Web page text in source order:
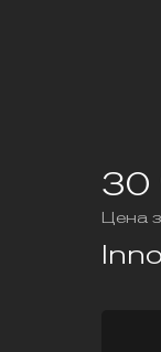
30
Цена